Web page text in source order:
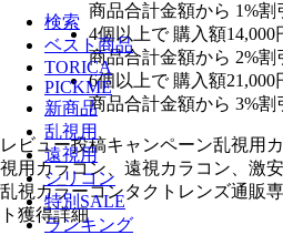
商品合計金額から 1%割
4個以上で 購入額14,000
商品合計金額から 2%割
6個 以上で 購入額21,000
商品合計金額から 3%割
レビュー投稿キャンペーン乱視用
視用カラコン、遠視カラコン、激
乱視カラーコンタクトレンズ通販
ト獲得詳細
検索
ベスト商品
TORICA
PICKME
新商品
乱視用
遠視用
シリコン
特別SALE
ランキング